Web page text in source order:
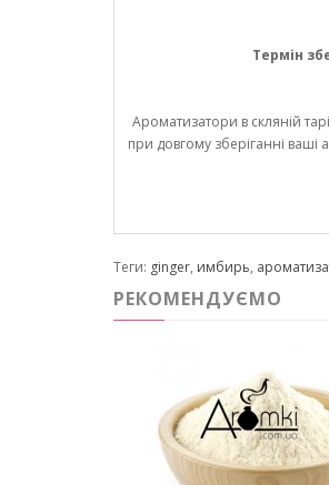
Термін
Ароматизатори в скляній
при довгому зберіганні ваші
Теги: ginger, имбирь,
РЕКОМЕНДУЄМО